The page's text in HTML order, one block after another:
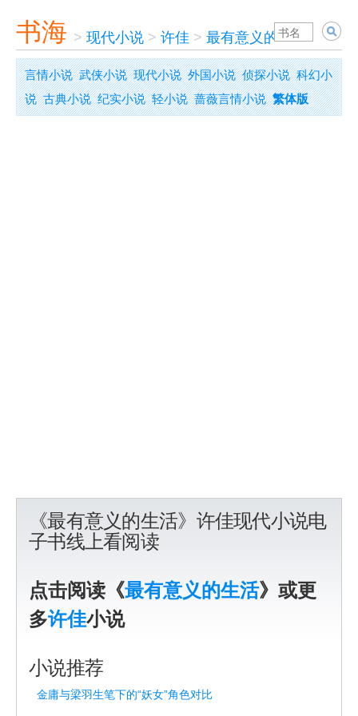
书海 > 现代小说 > 许佳 > 最有意义的生活
言情小说 武侠小说 现代小说 外国小说 侦探小说 科幻小
说 古典小说 纪实小说 轻小说 蔷薇言情小说 繁体版
《最有意义的生活》许佳现代小说电
子书线上看阅读
点击阅读《最有意义的生活》或更
多许佳小说
小说推荐
金庸与梁羽生笔下的“妖女”角色对比